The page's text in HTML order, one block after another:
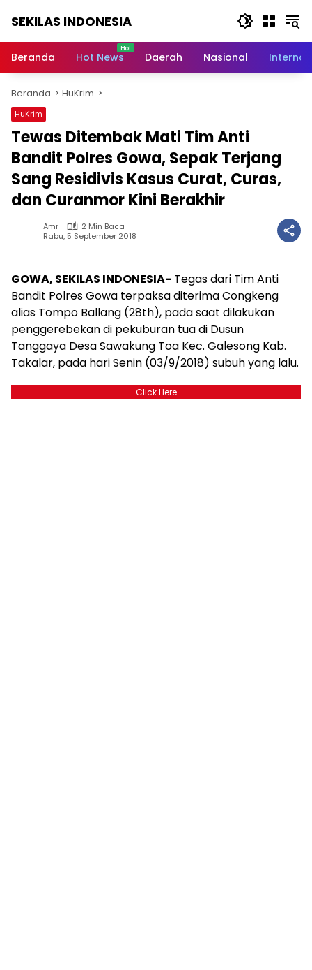
SEKILAS INDONESIA
Terkini,
Latest
World,
Headlines,
News
Today
Beranda Hot News Daerah Nasional
Beranda HuKrim
HuKrim
Tewas Ditembak Mati Tim Anti
Bandit Polres Gowa, Sepak Terjang
Sang Residivis Kasus Curat, Curas,
dan Curanmor Kini Berakhir
Amr
2 Min Baca
Rabu, 5 September 2018
GOWA, SEKILAS INDONESIA- Tegas dari Tim Anti
Bandit Polres Gowa terpaksa diterima Congkeng
alias Tompo Ballang (28th), pada saat dilakukan
penggerebekan di pekuburan tua di Dusun
Tanggaya Desa Sawakung Toa Kec. Galesong Kab.
Takalar, pada hari Senin (03/9/2018) subuh yang lalu.
Click Here